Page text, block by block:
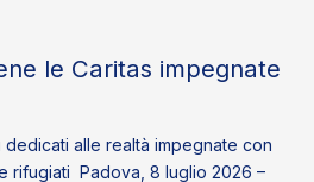
le Caritas impegnate
dedicati alle realtà impegnate con
rifugiati Padova, 8 luglio 2026 –